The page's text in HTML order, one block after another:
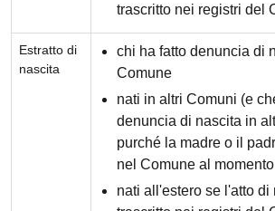
trascritto nei registri del
Estratto di
nascita
chi ha fatto denuncia di
Comune
nati in altri Comuni (e
denuncia di nascita in
purché la madre o il
nel Comune al
nati all'estero se l'atto di